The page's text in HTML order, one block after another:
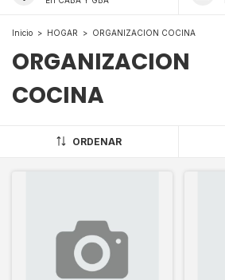
Inicio > HOGAR > ORGANIZACION COCINA
ORGANIZACION
COCINA
ORDENAR